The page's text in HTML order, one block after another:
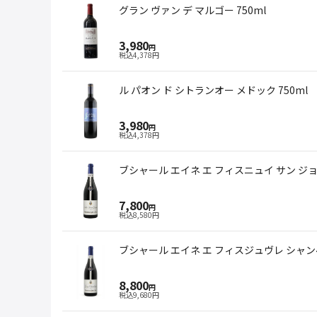
グラン ヴァン デ マルゴー 750ml
3,980円
税込4,378円
ル パオン ド シトランオー メドック 750ml
3,980円
税込4,378円
ブシャール エイネ エ フィスニュイ サン ジ
7,800円
税込8,580円
ブシャール エイネ エ フィスジュヴレ シャ
8,800円
税込9,680円